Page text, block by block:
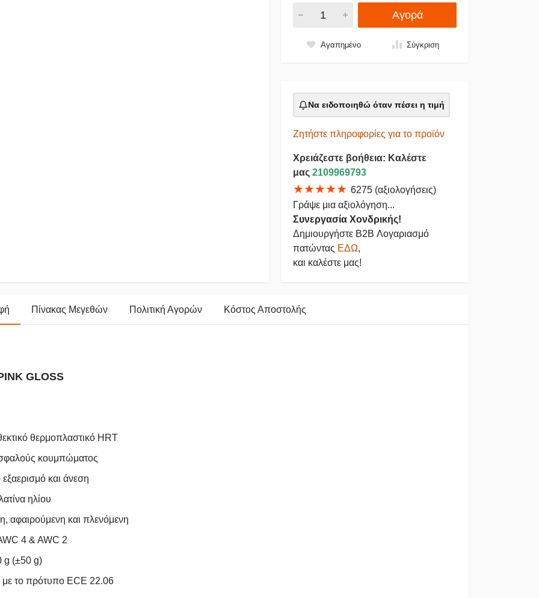
Αγορά
Αγαπημένο Σύγκριση
Να ειδοποιηθώ όταν πέσει η τιμή
Ζητήστε πληροφορίες για το προϊόν
Χρειάζεστε βοήθεια: Καλέστε
μας 2109969793
★★★★★ 6275 (αξιολογήσεις)
Γράψε μια αξιολόγηση...
Συνεργασία Χονδρικής!
Δημιουργήστε B2B Λογαριασμό
πατώντας ΕΔΩ,
και καλέστε μας!
Πίνακας Μεγεθών Πολιτική Αγορών Κόστος Αποστολής
GLOSS
θερμοπλαστικό HRT
κουμπώματος
και άνεση
ηλίου
αφαιρούμενη και πλενόμενη
4 & AWC 2
g (±50 g)
το πρότυπο ECE 22.06